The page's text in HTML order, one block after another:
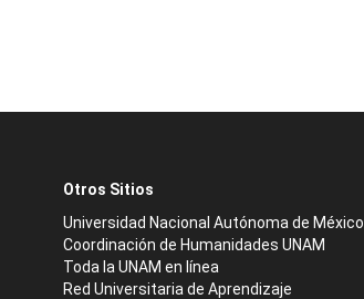
Otros Sitios
Universidad Nacional Autónoma de México
Coordinación de Humanidades UNAM
Toda la UNAM en línea
Red Universitaria de Aprendizaje